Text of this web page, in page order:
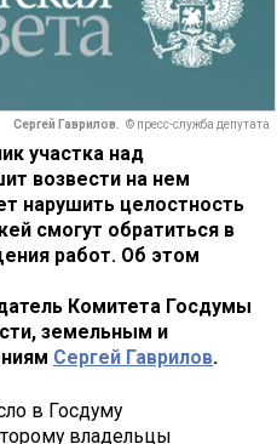
Сергей Гаврилов. © пресс-служба депутата
участка над
возвести на нем
нарушить целостность
смогут обратиться в
работ. Об этом
Комитета Госдумы
земельным и
Сергей Гаврилов.
в Госдуму
владельцы